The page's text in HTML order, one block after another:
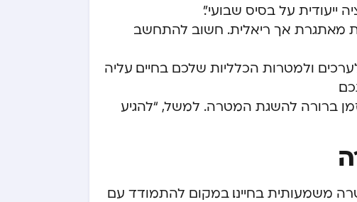
על בסיס שבועי”.
מאתגרת אך ריאלית. חשוב להתחשב
ולמטרות הכלליות שלכם בחיים. עליה
ברורה להשגת המטרה. למשל, “להגיע
משמעותית בחיינו. במקום להתמודד עם